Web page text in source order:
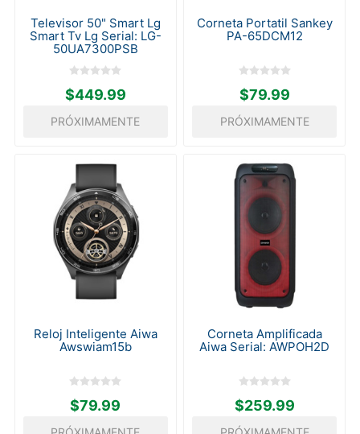
Televisor 50" Smart Lg
Smart Tv Lg Serial: LG-
50UA7300PSB
$449.99
PRÓXIMAMENTE
Corneta Portatil Sankey
PA-65DCM12
$79.99
PRÓXIMAMENTE
Reloj Inteligente Aiwa
Awswiam15b
$79.99
Corneta Amplificada
Aiwa Serial: AWPOH2D
$259.99